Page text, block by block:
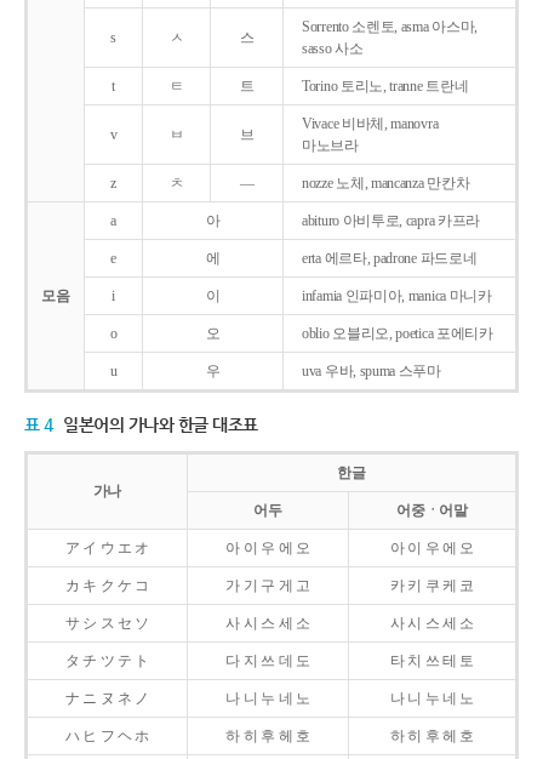
s ㅅ 스
Sorrento 소렌토, asma 아스마,
sasso 사소
t ㅌ 트 Torino 토리노, tranne 트란네
v ㅂ 브
Vivace 비바체, manovra
마노브라
z ㅊ ― nozze 노체, mancanza 만칸차
모음
a 아 abituro 아비투로, capra 카프라
e 에 erta 에르타, padrone 파드로네
i 이 infamia 인파미아, manica 마니카
o 오 oblio 오블리오, poetica 포에티카
u 우 uva 우바, spuma 스푸마
표 4 일본어의 가나와 한글 대조표
가나
한글
어두 어중ㆍ어말
ア イ ウ エ オ 아 이 우 에 오 아 이 우 에 오
カ キ ク ケ コ 가 기 구 게 고 카 키 쿠 케 코
サ シ ス セ ソ 사 시 스 세 소 사 시 스 세 소
タ チ ツ テ ト 다 지 쓰 데 도 타 치 쓰 테 토
ナ ニ ヌ ネ ノ 나 니 누 네 노 나 니 누 네 노
ハ ヒ フ ヘ ホ 하 히 후 헤 호 하 히 후 헤 호